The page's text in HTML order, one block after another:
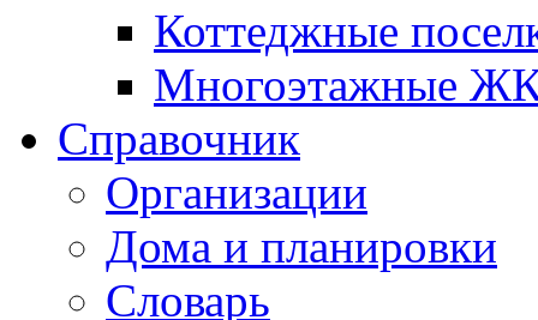
Коттеджные
Многоэтажные
Справочник
Организации
Дома и планировки
Словарь